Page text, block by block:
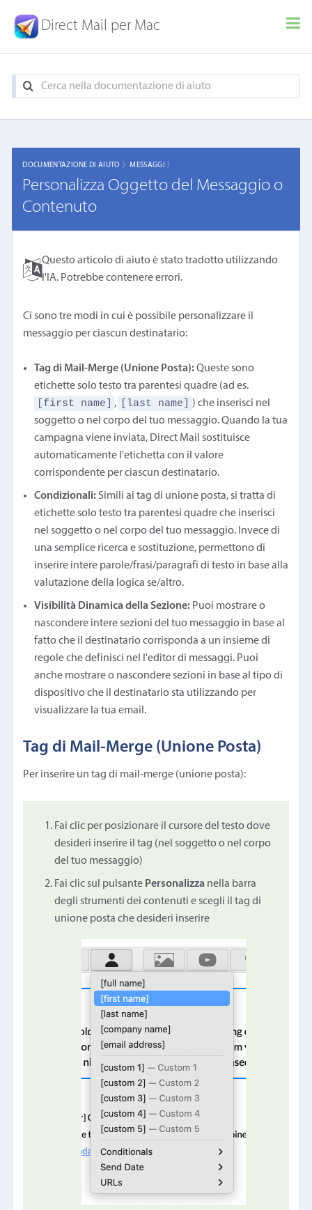
Direct Mail per Mac
DOCUMENTAZIONE DI AIUTO 〉MESSAGGI 〉
Personalizza Oggetto del Messaggio o
Contenuto
Questo articolo di aiuto è stato tradotto utilizzando
l'IA. Potrebbe contenere errori.
Ci sono tre modi in cui è possibile personalizzare il
messaggio per ciascun destinatario:
Tag di Mail-Merge (Unione Posta):Queste sono
etichette solo testo tra parentesi quadre (ad es.
[first name] , [last name] ) che inserisci nel
soggetto o nel corpo del tuo messaggio. Quando la tua
campagna viene inviata, Direct Mail sostituisce
automaticamente l'etichetta con il valore
corrispondente per ciascun destinatario.
Condizionali: Simili ai tag di unione posta, si tratta di
etichette solo testo tra parentesi quadre che inserisci
nel soggetto o nel corpo del tuo messaggio. Invece di
una semplice ricerca e sostituzione, permettono di
inserire intere parole/frasi/paragrafi di testo in base alla
valutazione della logica se/altro.
Visibilità Dinamica della Sezione: Puoi mostrare o
nascondere intere sezioni del tuo messaggio in base al
fatto che il destinatario corrisponda a un insieme di
regole che definisci nel l'editor di messaggi. Puoi
anche mostrare o nascondere sezioni in base al tipo di
dispositivo che il destinatario sta utilizzando per
visualizzare la tua email.
Tag di Mail-Merge (Unione Posta)
Per inserire un tag di mail-merge (unione posta):
Fai clic per posizionare il cursore del testo dove
desideri inserire il tag (nel soggetto o nel corpo
del tuo messaggio)
Fai clic sul pulsante Personalizza nella barra
degli strumenti dei contenuti e scegli il tag di
unione posta che desideri inserire